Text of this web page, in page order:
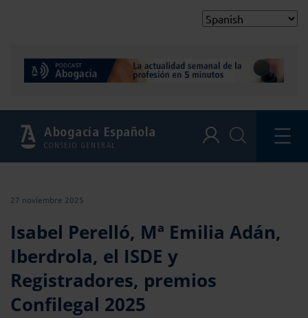
Abogacía Española
CONSEJO GENERAL
27 noviembre 2025
Isabel Perelló, Mª Emilia Adán,
Iberdrola, el ISDE y
Registradores, premios
Confilegal 2025